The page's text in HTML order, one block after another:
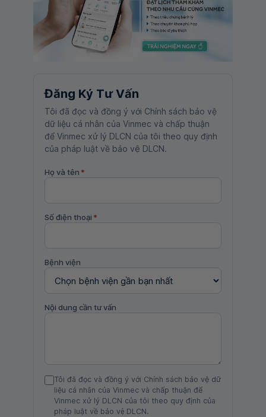
Đăng Ký Tư Vấn
Tôi đã đọc và đồng ý với Chính sách bảo vệ
dữ liệu cá nhân của Vinmec và chấp thuận
để Vinmec xử lý DLCN của tôi theo quy định
của pháp luật về bảo vệ DLCN.
Họ và tên *
Số điện thoại *
Bệnh viện
Nội dung cần tư vấn
Tôi đã đọc và đồng ý với Chính sách bảo vệ dữ
liệu cá nhân của Vinmec và chấp thuận để
Vinmec xử lý DLCN của tôi theo quy định của
pháp luật về bảo vệ DLCN.